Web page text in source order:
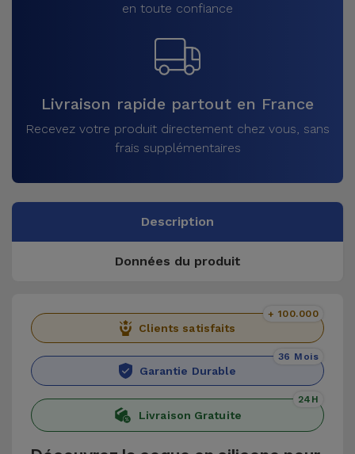
en toute confiance
Livraison rapide partout en France
Recevez votre produit directement chez vous, sans
frais supplémentaires
Description
Données du produit
Clients satisfaits
+ 100.000
Garantie Durable
36 Mois
Livraison Gratuite
24H